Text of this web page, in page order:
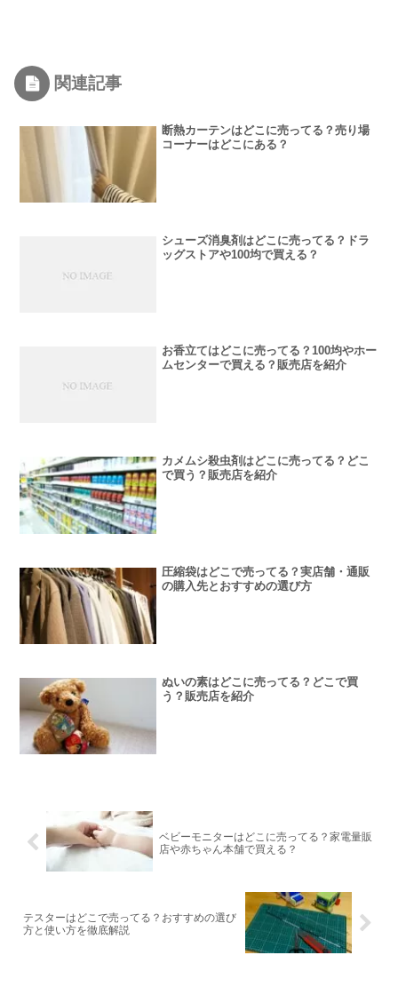
関連記事
断熱カーテンはどこに売ってる？売り場
コーナーはどこにある？
シューズ消臭剤はどこに売ってる？ドラ
ッグストアや100均で買える？
お香立てはどこに売ってる？100均やホー
ムセンターで買える？販売店を紹介
カメムシ殺虫剤はどこに売ってる？どこ
で買う？販売店を紹介
圧縮袋はどこで売ってる？実店舗・通販
の購入先とおすすめの選び方
ぬいの素はどこに売ってる？どこで買
う？販売店を紹介
ベビーモニターはどこに売ってる？家電量販
店や赤ちゃん本舗で買える？
テスターはどこで売ってる？おすすめの選び
方と使い方を徹底解説